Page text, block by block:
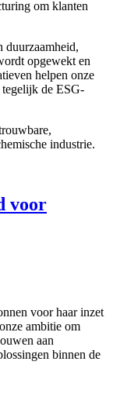
om klanten
duurzaamheid,
opgewekt en
helpen onze
tegelijk de ESG-
industrie.
voor
voor haar inzet
ambitie om
aan
binnen de